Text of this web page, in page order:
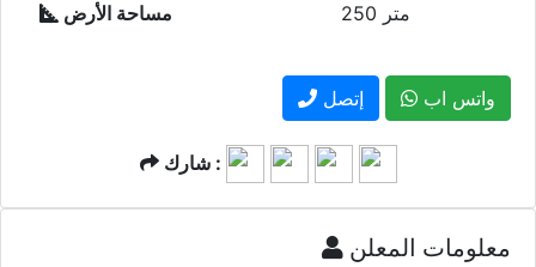
مساحة الأرض 250 متر
إتصل واتس اب
شارك :
معلومات المعلن